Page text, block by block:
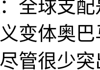
：全球支
变体奥
管很少